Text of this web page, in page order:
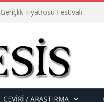
Tiyatrosu Festivali
ÇEVİRİ / ARAŞTIRMA